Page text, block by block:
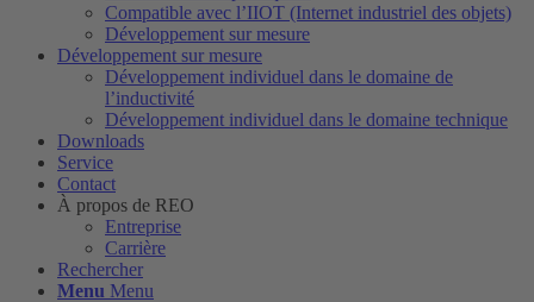
Compatible avec l’IIOT (Internet industriel des objets)
Développement sur mesure
Développement sur mesure
Développement individuel dans le domaine de
l’inductivité
Développement individuel dans le domaine technique
Downloads
Service
Contact
À propos de REO
Entreprise
Carrière
Rechercher
Menu Menu